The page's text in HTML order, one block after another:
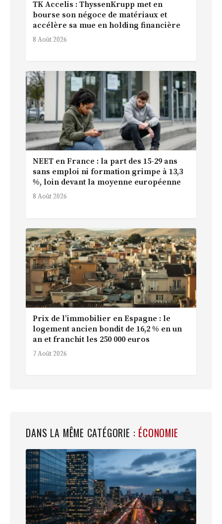
TK Accelis : ThyssenKrupp met en
bourse son négoce de matériaux et
accélère sa mue en holding financière
8 Août 2026
NEET en France : la part des 15-29 ans
sans emploi ni formation grimpe à 13,3
%, loin devant la moyenne européenne
8 Août 2026
Prix de l’immobilier en Espagne : le
logement ancien bondit de 16,2 % en un
an et franchit les 250 000 euros
7 Août 2026
DANS LA MÊME CATÉGORIE : ÉCONOMIE